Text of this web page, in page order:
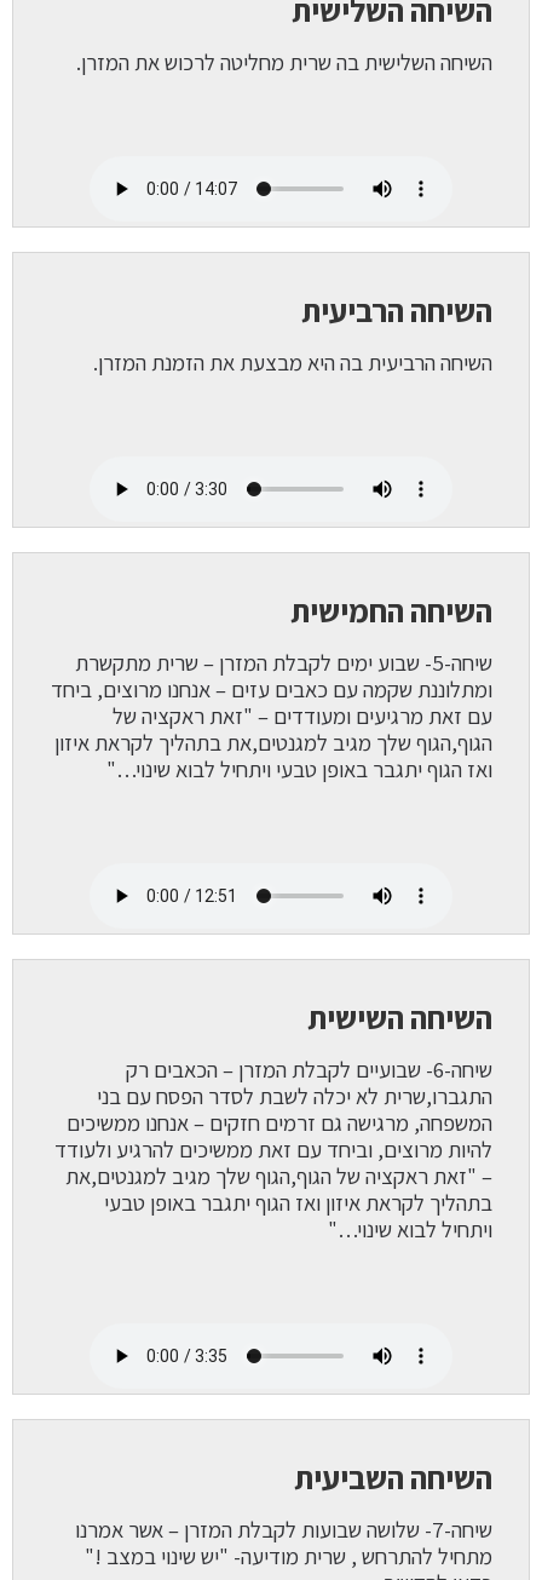
השיחה השלישית
השיחה השלישית בה שרית מחליטה לרכוש את המזרן.
השיחה הרביעית
השיחה הרביעית בה היא מבצעת את הזמנת המזרן.
השיחה החמישית
שיחה-5- שבוע ימים לקבלת המזרן – שרית מתקשרת
ומתלוננת שקמה עם כאבים עזים – אנחנו מרוצים, ביחד
עם זאת מרגיעים ומעודדים – "זאת ראקציה של
הגוף,הגוף שלך מגיב למגנטים,את בתהליך לקראת איזון
ואז הגוף יתגבר באופן טבעי ויתחיל לבוא שינוי…"
השיחה השישית
שיחה-6- שבועיים לקבלת המזרן – הכאבים רק
התגברו,שרית לא יכלה לשבת לסדר הפסח עם בני
המשפחה, מרגישה גם זרמים חזקים – אנחנו ממשיכים
להיות מרוצים, וביחד עם זאת ממשיכים להרגיע ולעודד
– "זאת ראקציה של הגוף,הגוף שלך מגיב למגנטים,את
בתהליך לקראת איזון ואז הגוף יתגבר באופן טבעי
ויתחיל לבוא שינוי…"
השיחה השביעית
שיחה-7- שלושה שבועות לקבלת המזרן – אשר אמרנו
מתחיל להתרחש , שרית מודיעה- "יש שינוי במצב !"